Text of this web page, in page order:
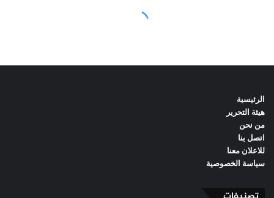
الرئيسية
هيئة التحرير
من نحن
اتصل بنا
للاعلان معنا
سياسة الخصوصية